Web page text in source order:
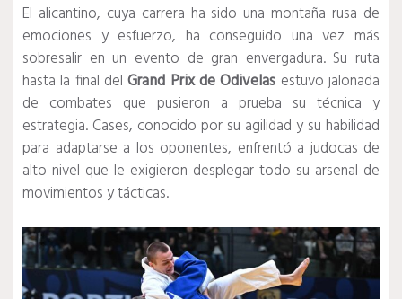
El alicantino, cuya carrera ha sido una montaña rusa de
emociones y esfuerzo, ha conseguido una vez más
sobresalir en un evento de gran envergadura. Su ruta
hasta la final delGrand Prix de Odivelas estuvo jalonada
de combates que pusieron a prueba su técnica y
estrategia. Cases, conocido por su agilidad y su habilidad
para adaptarse a los oponentes, enfrentó a judocas de
alto nivel que le exigieron desplegar todo su arsenal de
movimientos y tácticas.